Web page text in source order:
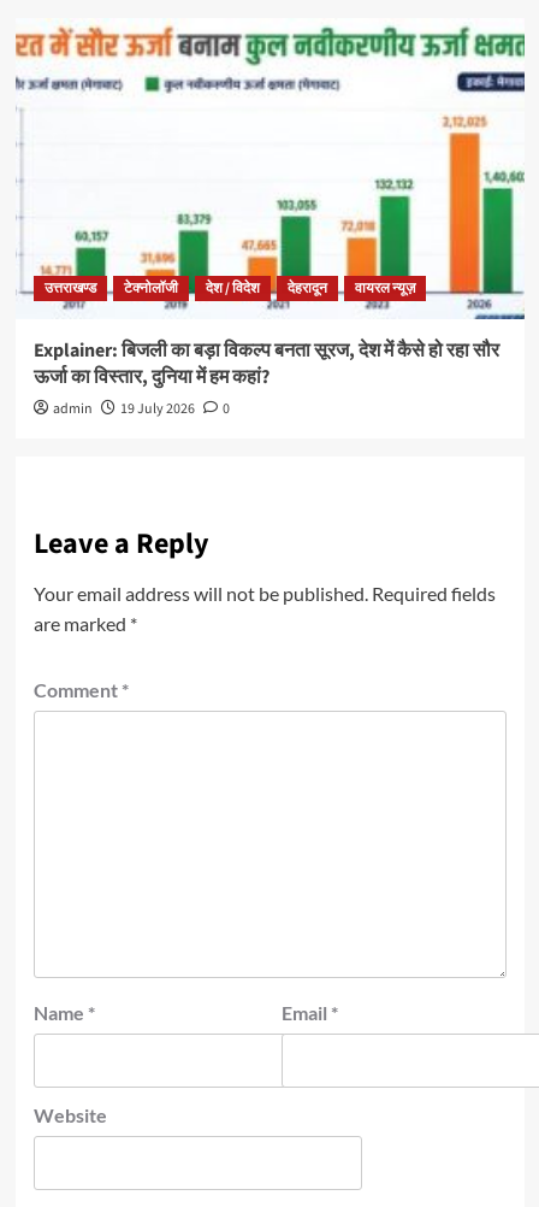
उत्तराखण्ड टेक्नोलॉजी देश / विदेश देहरादून वायरल न्यूज़
Explainer: बिजली का बड़ा विकल्प बनता सूरज, देश में कैसे हो रहा सौर
ऊर्जा का विस्तार, दुनिया में हम कहां?
admin 19 July 2026 0
Leave a Reply
Your email address will not be published. Required fields
are marked *
Comment *
Name * Email *
Website